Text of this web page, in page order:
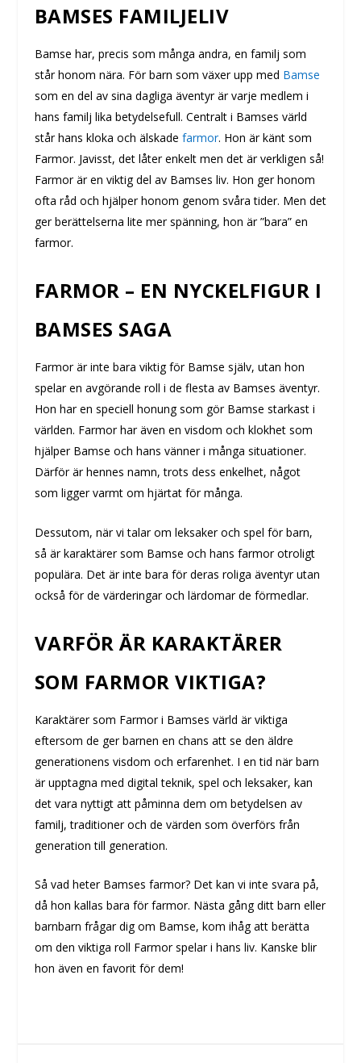
BAMSES FAMILJELIV
Bamse har, precis som många andra, en familj som
står honom nära. För barn som växer upp med Bamse
som en del av sina dagliga äventyr är varje medlem i
hans familj lika betydelsefull. Centralt i Bamses värld
står hans kloka och älskade farmor. Hon är känt som
Farmor. Javisst, det låter enkelt men det är verkligen så!
Farmor är en viktig del av Bamses liv. Hon ger honom
ofta råd och hjälper honom genom svåra tider. Men det
ger berättelserna lite mer spänning, hon är ”bara” en
farmor.
FARMOR – EN NYCKELFIGUR I
BAMSES SAGA
Farmor är inte bara viktig för Bamse själv, utan hon
spelar en avgörande roll i de flesta av Bamses äventyr.
Hon har en speciell honung som gör Bamse starkast i
världen. Farmor har även en visdom och klokhet som
hjälper Bamse och hans vänner i många situationer.
Därför är hennes namn, trots dess enkelhet, något
som ligger varmt om hjärtat för många.
Dessutom, när vi talar om leksaker och spel för barn,
så är karaktärer som Bamse och hans farmor otroligt
populära. Det är inte bara för deras roliga äventyr utan
också för de värderingar och lärdomar de förmedlar.
VARFÖR ÄR KARAKTÄRER
SOM FARMOR VIKTIGA?
Karaktärer som Farmor i Bamses värld är viktiga
eftersom de ger barnen en chans att se den äldre
generationens visdom och erfarenhet. I en tid när barn
är upptagna med digital teknik, spel och leksaker, kan
det vara nyttigt att påminna dem om betydelsen av
familj, traditioner och de värden som överförs från
generation till generation.
Så vad heter Bamses farmor? Det kan vi inte svara på,
då hon kallas bara för farmor. Nästa gång ditt barn eller
barnbarn frågar dig om Bamse, kom ihåg att berätta
om den viktiga roll Farmor spelar i hans liv. Kanske blir
hon även en favorit för dem!